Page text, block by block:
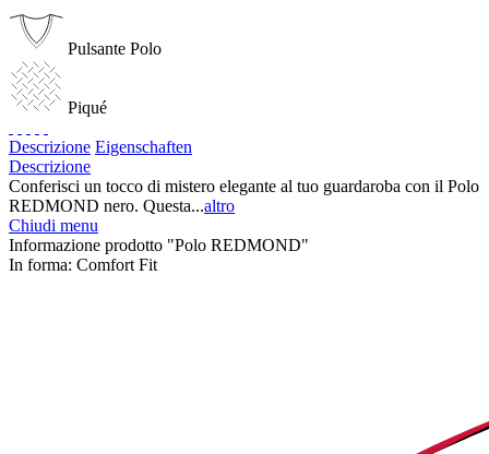
Pulsante Polo
Piqué
Descrizione Eigenschaften
Descrizione
Conferisci un tocco di mistero elegante al tuo guardaroba con il Polo
REDMOND nero. Questa...altro
Chiudi menu
Informazione prodotto "Polo REDMOND"
In forma: Comfort Fit